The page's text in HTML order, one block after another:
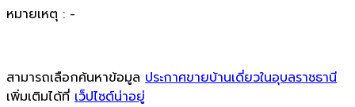
หมายเหตุ : -
สามารถเลือกค้นหาข้อมูล ประกาศขายบ้านเดี่ยวในอุบลราชธานี
เพิ่มเติมได้ที่ เว็ปไซต์น่าอยู่